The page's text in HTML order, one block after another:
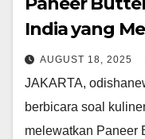
India yang
AUGUST 18, 2025
JAKARTA,
berbicara soal
melewatkan Paneer